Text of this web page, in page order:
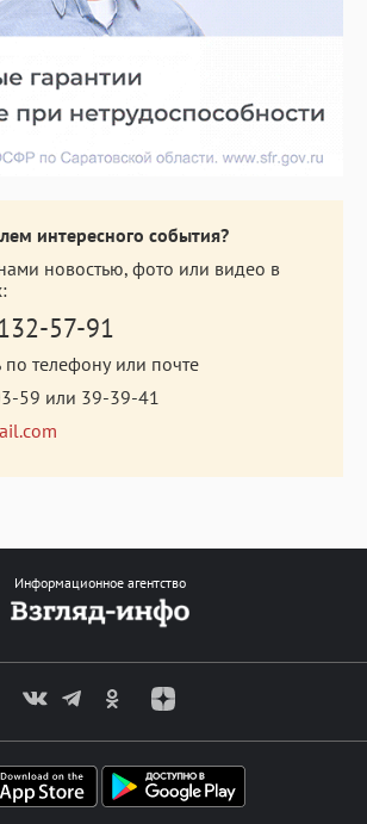
интересного события?
новостью, фото или видео в
57-91
по телефону или почте
59 или 39-39-41
Информационное агентство